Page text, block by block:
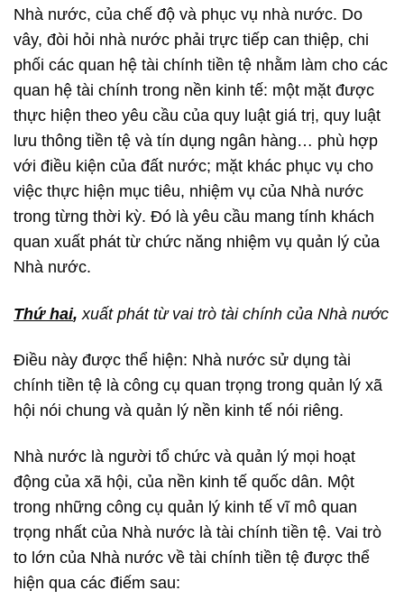
Nhà nước, của chế độ và phục vụ nhà nước. Do
vây, đòi hỏi nhà nước phải trực tiếp can thiệp, chi
phối các quan hệ tài chính tiền tệ nhằm làm cho các
quan hệ tài chính trong nền kinh tế: một mặt được
thực hiện theo yêu cầu của quy luật giá trị, quy luật
lưu thông tiền tệ và tín dụng ngân hàng… phù hợp
với điều kiện của đất nước; mặt khác phục vụ cho
việc thực hiện mục tiêu, nhiệm vụ của Nhà nước
trong từng thời kỳ. Đó là yêu cầu mang tính khách
quan xuất phát từ chức năng nhiệm vụ quản lý của
Nhà nước.
Thứ hai, xuất phát từ vai trò tài chính của Nhà nước
Điều này được thể hiện: Nhà nước sử dụng tài
chính tiền tệ là công cụ quan trọng trong quản lý xã
hội nói chung và quản lý nền kinh tế nói riêng.
Nhà nước là người tổ chức và quản lý mọi hoạt
động của xã hội, của nền kinh tế quốc dân. Một
trong những công cụ quản lý kinh tế vĩ mô quan
trọng nhất của Nhà nước là tài chính tiền tệ. Vai trò
to lớn của Nhà nước về tài chính tiền tệ được thể
hiện qua các điếm sau: